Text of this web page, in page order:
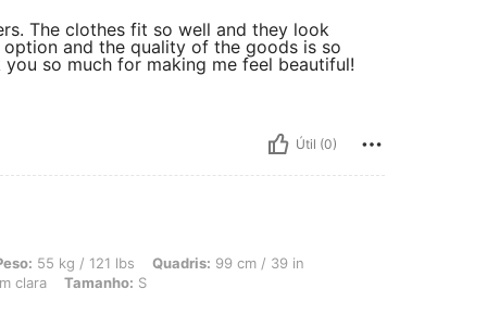
The clothes fit so well and they look
and the quality of the goods is so
so much for making me feel beautiful!
Útil (0)
lbs, Quadris: 99 cm / 39 in, Cintura: 76 cm / 30 in, Busto: 101 cm / 40 in,
55 kg / 121 lbs Quadris: 99 cm / 39 in
clara Tamanho: S